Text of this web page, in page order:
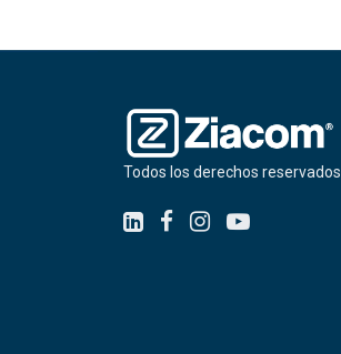
Todos los derechos reservados